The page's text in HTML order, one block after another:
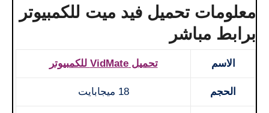
معلومات تحميل فيد ميت للكمبيوتر
برابط مباشر
الاسم تحميل VidMate للكمبيوتر
الحجم 18 ميجابايت